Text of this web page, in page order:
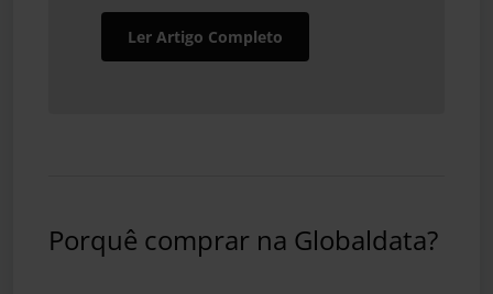
Ler Artigo Completo
Porquê comprar na Globaldata?